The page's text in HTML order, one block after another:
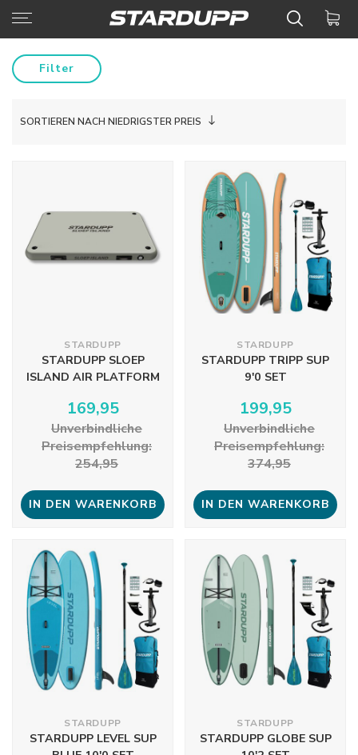
Filter
SORTIEREN NACH NIEDRIGSTER PREIS
STARDUPP
STARDUPP SLOEP
ISLAND AIR PLATFORM
169,95
Unverbindliche
Preisempfehlung:
254,95
IN DEN WARENKORB
STARDUPP
STARDUPP TRIPP SUP
9'0 SET
199,95
Unverbindliche
Preisempfehlung:
374,95
IN DEN WARENKORB
STARDUPP
STARDUPP LEVEL SUP
STARDUPP
STARDUPP GLOBE SUP